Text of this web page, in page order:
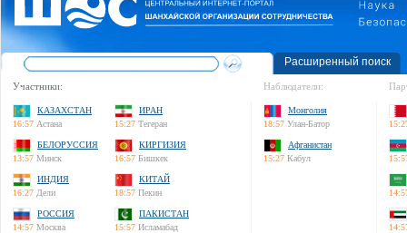
Расширенный поиск
Участники:
КАЗАХСТАН
16:57 Астана
ИРАН
15:27 Тегеран
БЕЛОРУССИЯ
13:57 Минск
КИРГИЗИЯ
16:57 Бишкек
ИНДИЯ
16:27 Дели
КИТАЙ
18:57 Пекин
РОССИЯ
14:57 Москва
ПАКИСТАН
15:57 Исламабад
Наблюдатели:
Монголия
18:57 Улан-Батор
Афганистан
15:27 Кабул